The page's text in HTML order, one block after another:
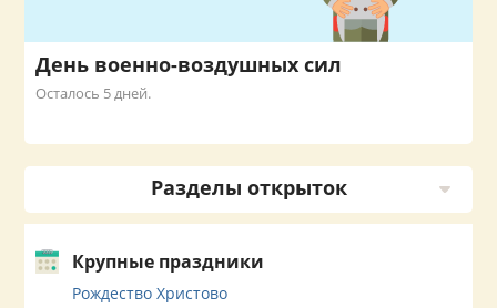
День военно-воздушных сил
Осталось 5 дней.
Разделы открыток
Крупные праздники
Рождество Христово